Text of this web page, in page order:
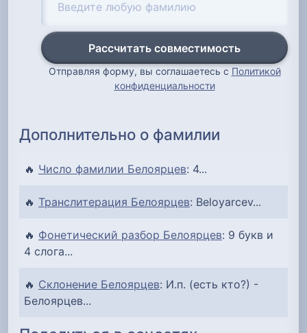
Рассчитать совместимость
Отправляя форму, вы соглашаетесь с Политикой
конфиденциальности
Дополнительно о фамилии
🔥 Число фамилии Белоярцев: 4...
🔥 Транслитерация Белоярцев: Beloyarcev...
🔥 Фонетический разбор Белоярцев: 9 букв и
4 слога...
🔥 Склонение Белоярцев: И.п. (есть кто?) -
Белоярцев...